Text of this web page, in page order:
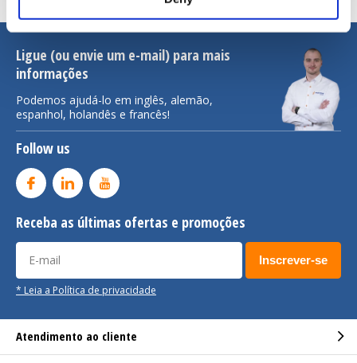
Ligue (ou envie um e-mail) para mais
informações
Podemos ajudá-lo em inglês, alemão,
espanhol, holandês e francês!
Follow us
Receba as últimas ofertas e promoções
Inscrever-se
* Leia a Política de privacidade
Atendimento ao cliente